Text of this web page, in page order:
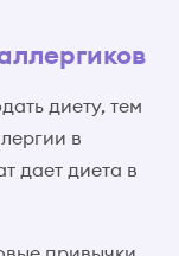
диету, тем
в
дает диета в